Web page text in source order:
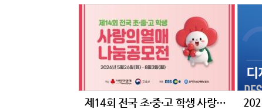
제14회 전국 초·중·고 학생 사랑의열매 나눔공모전